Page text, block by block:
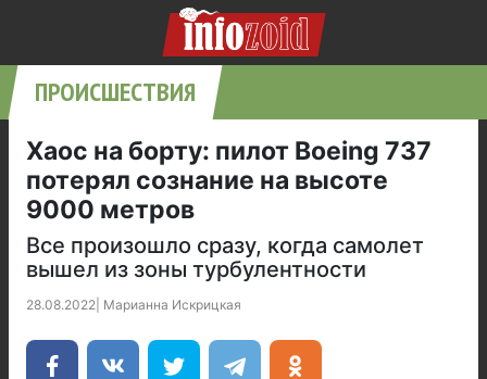
ПРОИСШЕСТВИЯ
Хаос на борту: пилот Boeing 737
потерял сознание на высоте
9000 метров
Все произошло сразу, когда самолет
вышел из зоны турбулентности
28.08.2022 Марианна Искрицкая